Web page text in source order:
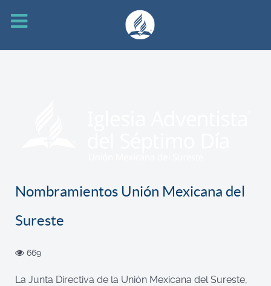
Nombramientos Unión Mexicana del
Sureste
669
La Junta Directiva de la Unión Mexicana del Sureste,